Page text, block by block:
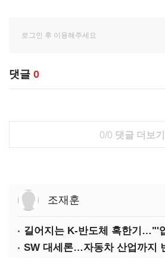
댓글 0
0/0 댓글 더보기
조재훈
SW 대세론…자동차 산업까지